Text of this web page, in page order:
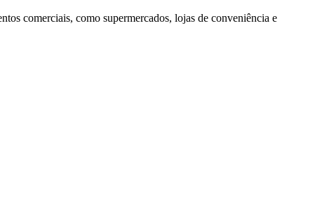
comerciais, como supermercados, lojas de conveniência e